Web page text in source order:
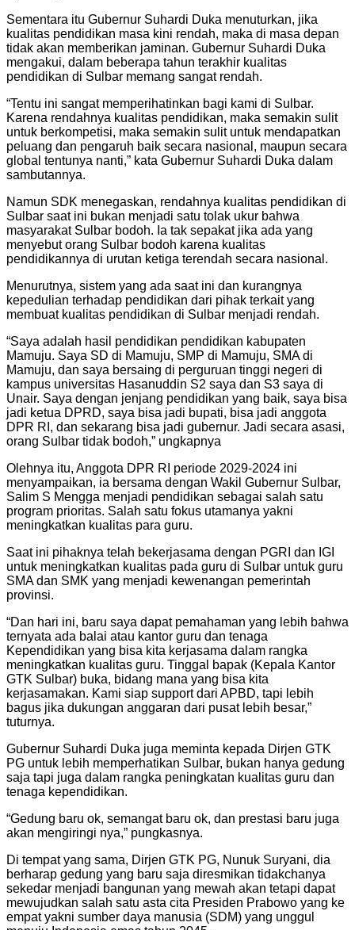
Sementara itu Gubernur Suhardi Duka menuturkan, jika
kualitas pendidikan masa kini rendah, maka di masa depan
tidak akan memberikan jaminan. Gubernur Suhardi Duka
mengakui, dalam beberapa tahun terakhir kualitas
pendidikan di Sulbar memang sangat rendah.
“Tentu ini sangat memperihatinkan bagi kami di Sulbar.
Karena rendahnya kualitas pendidikan, maka semakin sulit
untuk berkompetisi, maka semakin sulit untuk mendapatkan
peluang dan pengaruh baik secara nasional, maupun secara
global tentunya nanti,” kata Gubernur Suhardi Duka dalam
sambutannya.
Namun SDK menegaskan, rendahnya kualitas pendidikan di
Sulbar saat ini bukan menjadi satu tolak ukur bahwa
masyarakat Sulbar bodoh. Ia tak sepakat jika ada yang
menyebut orang Sulbar bodoh karena kualitas
pendidikannya di urutan ketiga terendah secara nasional.
Menurutnya, sistem yang ada saat ini dan kurangnya
kepedulian terhadap pendidikan dari pihak terkait yang
membuat kualitas pendidikan di Sulbar menjadi rendah.
“Saya adalah hasil pendidikan pendidikan kabupaten
Mamuju. Saya SD di Mamuju, SMP di Mamuju, SMA di
Mamuju, dan saya bersaing di perguruan tinggi negeri di
kampus universitas Hasanuddin S2 saya dan S3 saya di
Unair. Saya dengan jenjang pendidikan yang baik, saya bisa
jadi ketua DPRD, saya bisa jadi bupati, bisa jadi anggota
DPR RI, dan sekarang bisa jadi gubernur. Jadi secara asasi,
orang Sulbar tidak bodoh,” ungkapnya
Olehnya itu, Anggota DPR RI periode 2029-2024 ini
menyampaikan, ia bersama dengan Wakil Gubernur Sulbar,
Salim S Mengga menjadi pendidikan sebagai salah satu
program prioritas. Salah satu fokus utamanya yakni
meningkatkan kualitas para guru.
Saat ini pihaknya telah bekerjasama dengan PGRI dan IGI
untuk meningkatkan kualitas pada guru di Sulbar untuk guru
SMA dan SMK yang menjadi kewenangan pemerintah
provinsi.
“Dan hari ini, baru saya dapat pemahaman yang lebih bahwa
ternyata ada balai atau kantor guru dan tenaga
Kependidikan yang bisa kita kerjasama dalam rangka
meningkatkan kualitas guru. Tinggal bapak (Kepala Kantor
GTK Sulbar) buka, bidang mana yang bisa kita
kerjasamakan. Kami siap support dari APBD, tapi lebih
bagus jika dukungan anggaran dari pusat lebih besar,”
tuturnya.
Gubernur Suhardi Duka juga meminta kepada Dirjen GTK
PG untuk lebih memperhatikan Sulbar, bukan hanya gedung
saja tapi juga dalam rangka peningkatan kualitas guru dan
tenaga kependidikan.
“Gedung baru ok, semangat baru ok, dan prestasi baru juga
akan mengiringi nya,” pungkasnya.
Di tempat yang sama, Dirjen GTK PG, Nunuk Suryani, dia
berharap gedung yang baru saja diresmikan tidakchanya
sekedar menjadi bangunan yang mewah akan tetapi dapat
mewujudkan salah satu asta cita Presiden Prabowo yang ke
empat yakni sumber daya manusia (SDM) yang unggul